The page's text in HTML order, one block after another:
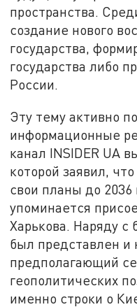
пространства.
создание нового
государства,
государства либо
России.
Эту тему активно
информационные
канал INSIDER UA
которой заявил,
свои планы до 2036
упоминается
Харькова. Наряду
был представлен и
предполагающий
геополитических
именно строки о